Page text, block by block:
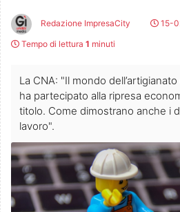
Redazione ImpresaCity
15-
Tempo di lettura 1 minuti
La CNA: "Il mondo
ha partecipato alla ripresa
titolo. Come dimostrano anche i
lavoro".